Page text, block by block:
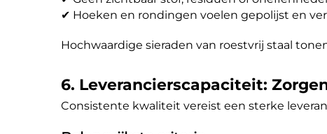
✔ Hoeken en rondingen voelen gepolijst en
Hochwaardige sieraden van roestvrij staal
6. Leverancierscapaciteit:
Consistente kwaliteit vereist een sterke